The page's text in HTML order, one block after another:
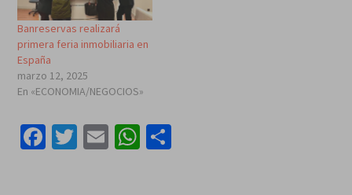
Banreservas realizará
primera feria inmobiliaria en
España
marzo 12, 2025
En «ECONOMIA/NEGOCIOS»
Facebook
Twitter
EmailWhatsApp
Compartir